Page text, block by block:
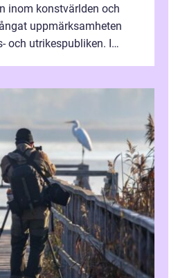
inom konstvärlden och
uppmärksamheten
och utrikespubliken. I